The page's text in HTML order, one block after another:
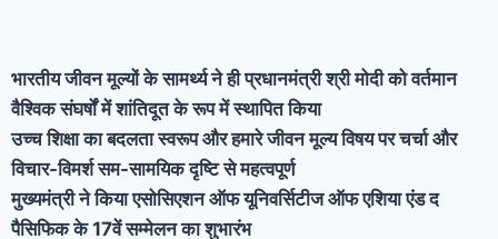
भारतीय जीवन मूल्यों के सामर्थ्य ने ही प्रधानमंत्री श्री मोदी को वर्तमान
वैश्विक संघर्षों में शांतिदूत के रूप में स्थापित किया
उच्च शिक्षा का बदलता स्वरूप और हमारे जीवन मूल्य विषय पर चर्चा और
विचार-विमर्श सम-सामयिक दृष्टि से महत्वपूर्ण
मुख्यमंत्री ने किया एसोसिएशन ऑफ यूनिवर्सिटीज ऑफ एशिया एंड द
पैसिफिक के 17वें सम्मेलन का शुभारंभ